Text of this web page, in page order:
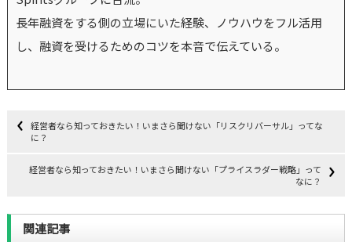
長年融資をする側の立場にいた経験、ノウハウをフル活用
し、融資を受けるためのコツを本音で伝えている。
経営者なら知っておきたい！いまさら聞けない「リスクリバーサル」ってな
に？
経営者なら知っておきたい！いまさら聞けない「プライスラダー戦略」って
なに？
関連記事